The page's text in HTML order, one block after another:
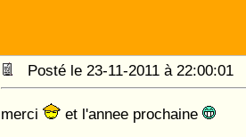
Posté le 23-11-2011 à 22:00:01
merci et l'annee prochaine